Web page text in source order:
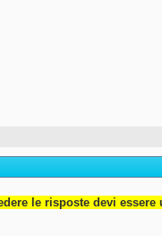
le risposte devi